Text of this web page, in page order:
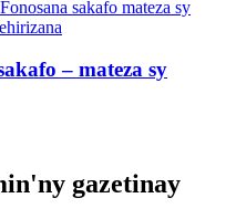
– mateza sy
gazetinay